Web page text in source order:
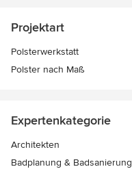
Projektart
Polsterwerkstatt
Polster nach Maß
Expertenkategorie
Architekten
Badplanung & Badsanierung